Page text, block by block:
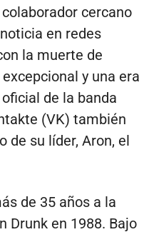
cercano
en redes
la muerte de
y una era
de la banda
(VK) también
de su líder, Aron, el
de 35 años a la
Drunk en 1988. Bajo